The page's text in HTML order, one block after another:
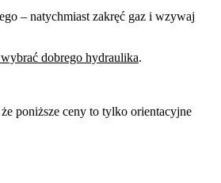
– natychmiast zakręć gaz i wzywaj
dobrego hydraulika.
poniższe ceny to tylko orientacyjne